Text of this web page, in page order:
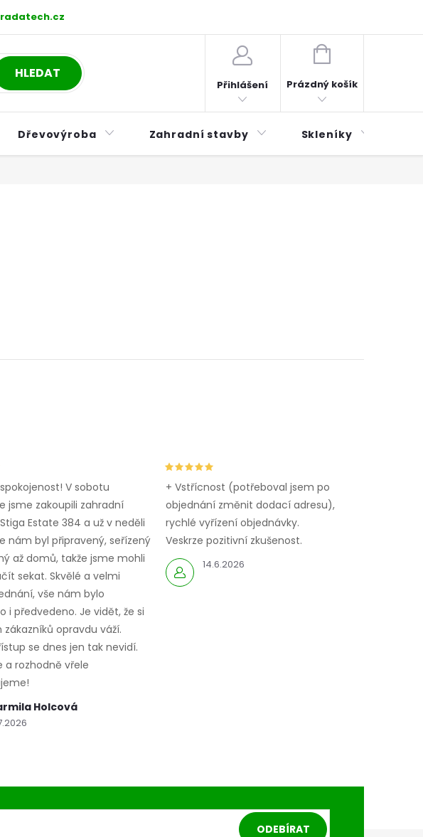
při nákupu na splátky ESSOX
HLEDAT
Přihlášení
NÁKUPNÍ
Prázdný košík
Dřevovýroba Zahradní stavby Skleníky
Holcová
V sobotu
jsme zakoupili zahradní
Estate 384 a už v neděli
nám byl připravený, seřízený
až domů, takže jsme mohli
sekat. Skvělé a velmi
vše nám bylo
i předvedeno. Je vidět, že si
zákazníků opravdu váží.
se dnes jen tak nevidí.
a rozhodně vřele
14.6.2026
+ Vstřícnost (potřeboval jsem po
objednání změnit dodací adresu),
rychlé vyřízení objednávky.
Veskrze pozitivní zkušenost.
ODEBÍRAT